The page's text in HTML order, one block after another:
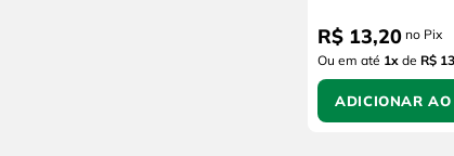
R$ 13,20 no Pix
Ou em até 1x de R$
ADICIONAR AO